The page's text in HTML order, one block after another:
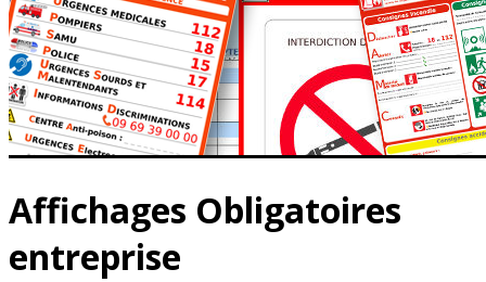
Affichages Obligatoires
entreprise